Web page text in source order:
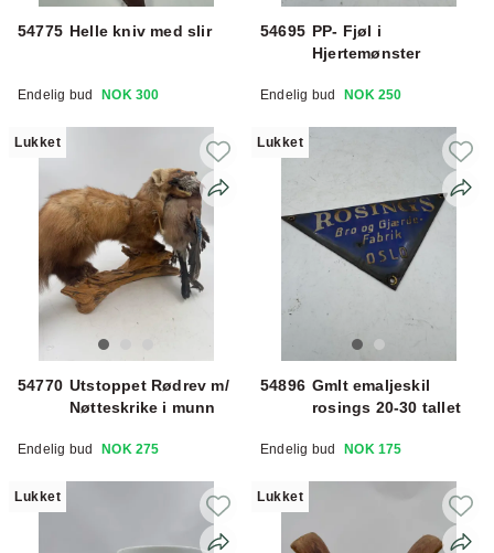
54775 Helle kniv med slir
Endelig bud NOK 300
54695 PP- Fjøl i
Hjertemønster
Endelig bud NOK 250
Lukket
54770 Utstoppet Rødrev m/
Nøtteskrike i munn
Endelig bud NOK 275
Lukket
54896 Gmlt emaljeskil
rosings 20-30 tallet
Endelig bud NOK 175
Lukket Lukket